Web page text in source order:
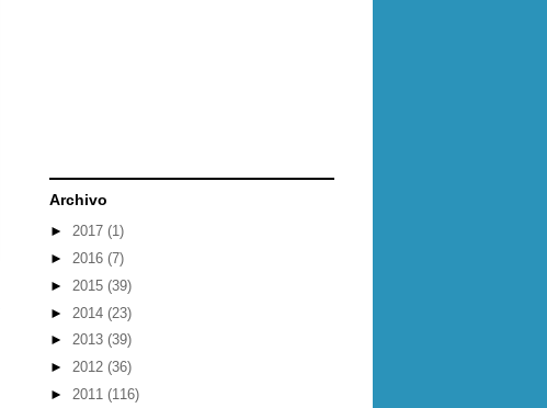
Archivo
► 2017 (1)
► 2016 (7)
► 2015 (39)
► 2014 (23)
► 2013 (39)
► 2012 (36)
► 2011 (116)